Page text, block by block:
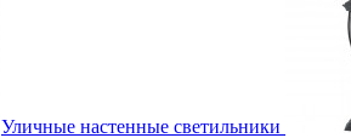
Уличные настенные светильники